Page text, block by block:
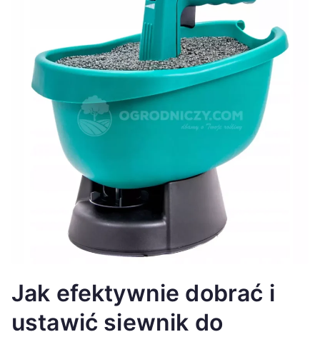
Jak efektywnie dobrać i
ustawić siewnik do